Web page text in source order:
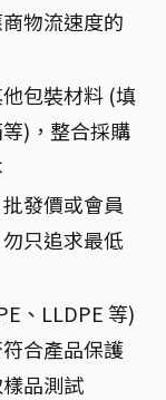
物流速度的
包裝材料 (填
)，整合採購
發價或會員
只追求最低
、LLDPE 等)
合產品保護
品測試